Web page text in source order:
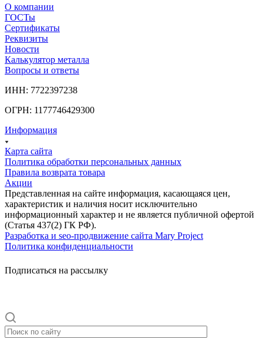
О компании
ГОСТы
Сертификаты
Реквизиты
Новости
Калькулятор металла
Вопросы и ответы
ИНН: 7722397238
ОГРН: 1177746429300
Информация
Карта сайта
Политика обработки персональных данных
Правила возврата товара
Акции
Представленная на сайте информация, касающаяся цен,
характеристик и наличия носит исключительно
информационный характер и не является публичной офертой
(Статья 437(2) ГК РФ).
Разработка и seo-продвижение сайта Mary Project
Политика конфиденциальности
Подписаться на рассылку